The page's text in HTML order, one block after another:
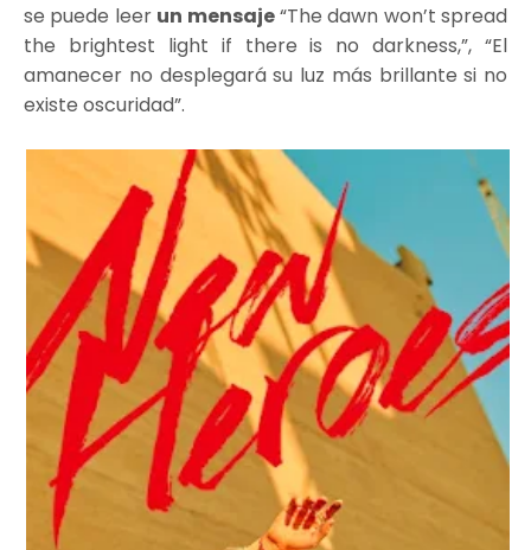
se puede leer un mensaje“The dawn won’t spread
the brightest light if there is no darkness,”, “El
amanecer no desplegará su luz más brillante si no
existe oscuridad”.